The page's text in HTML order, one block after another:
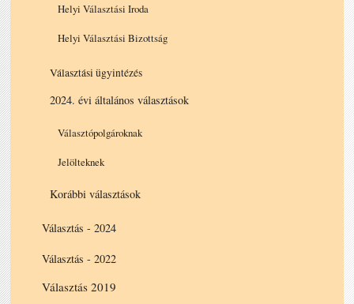
Helyi Választási Iroda
Helyi Választási Bizottság
Választási ügyintézés
2024. évi általános választások
Választópolgároknak
Jelölteknek
Korábbi választások
Választás - 2024
Választás - 2022
Választás 2019